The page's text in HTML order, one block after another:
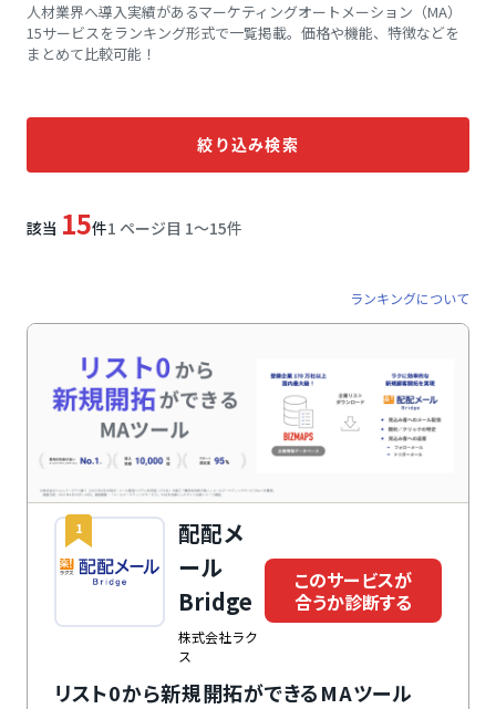
人材業界へ導入実績があるマーケティングオートメーション（MA）
15サービスをランキング形式で一覧掲載。価格や機能、特徴などを
まとめて比較可能！
絞り込み検索
該当 15件1 ページ目 1〜15件
ランキングについて
1
配配メ
ール
Bridge
株式会社ラク
ス
このサービスが
合うか診断する
リスト0から新規開拓ができるMAツール